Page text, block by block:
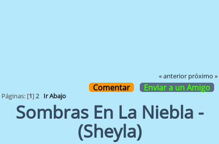
« anterior próximo »
Comentar Enviar a un Amigo
Páginas: [1]2 Ir Abajo
Sombras En La Niebla -
(Sheyla)